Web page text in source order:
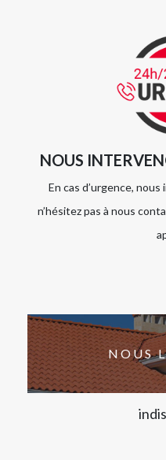
NOUS
En cas d’urgence,
n’hésitez pas à nous
NOUS